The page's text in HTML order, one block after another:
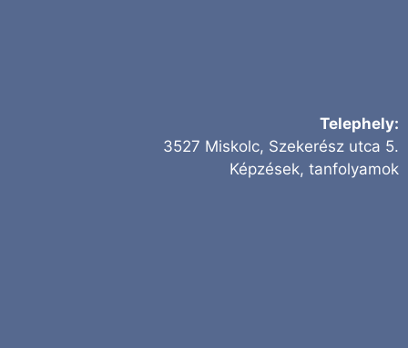
Telephely:
3527 Miskolc, Szekerész utca 5.
Képzések, tanfolyamok